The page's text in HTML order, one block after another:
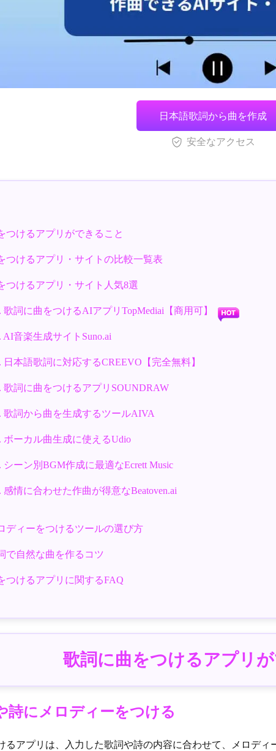
日本語歌詞から曲を作成
安全なアクセス
つけるアプリができること
つけるアプリ・サイトの比較一覧表
つけるアプリ・サイト人気8選
歌詞に曲をつけるAIアプリTopMediai【商用可】
AI音楽生成サイトSuno.ai
日本語歌詞に対応するCREEVO【完全無料】
歌詞に曲をつけるアプリSOUNDRAW
歌詞から曲を生成するツールAIVA
ボーカル曲生成に使えるUdio
シーン別BGM作成に最適なEcrett Music
感情に合わせた作曲が得意なBeatoven.ai
ディーをつけるツールの選び方
で自然な曲を作るコツ
つけるアプリに関するFAQ
歌詞に曲をつけるアプリ
詩にメロディーをつける
るアプリは、入力した歌詞や詩の内容に合わせて、メロデ